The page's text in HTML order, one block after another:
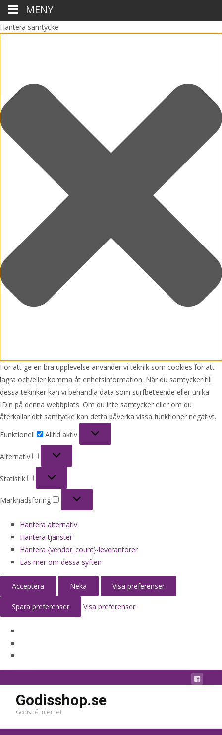
Hantera samtycke
För att ge en bra upplevelse använder vi teknik som cookies för att
lagra och/eller komma åt enhetsinformation. När du samtycker till
dessa tekniker kan vi behandla data som surfbeteende eller unika
ID:n på denna webbplats. Om du inte samtycker eller om du
återkallar ditt samtycke kan detta påverka vissa funktioner negativt.
Funktionell
Alltid aktiv
Alternativ
Statistik
Marknadsföring
Hantera alternativ
Hantera tjänster
Hantera {vendor_count}-leverantörer
Läs mer om dessa syften
Acceptera Neka Visa preferenser
Spara preferenser Visa preferenser
Godisshop.se
Godis på internet
MENY